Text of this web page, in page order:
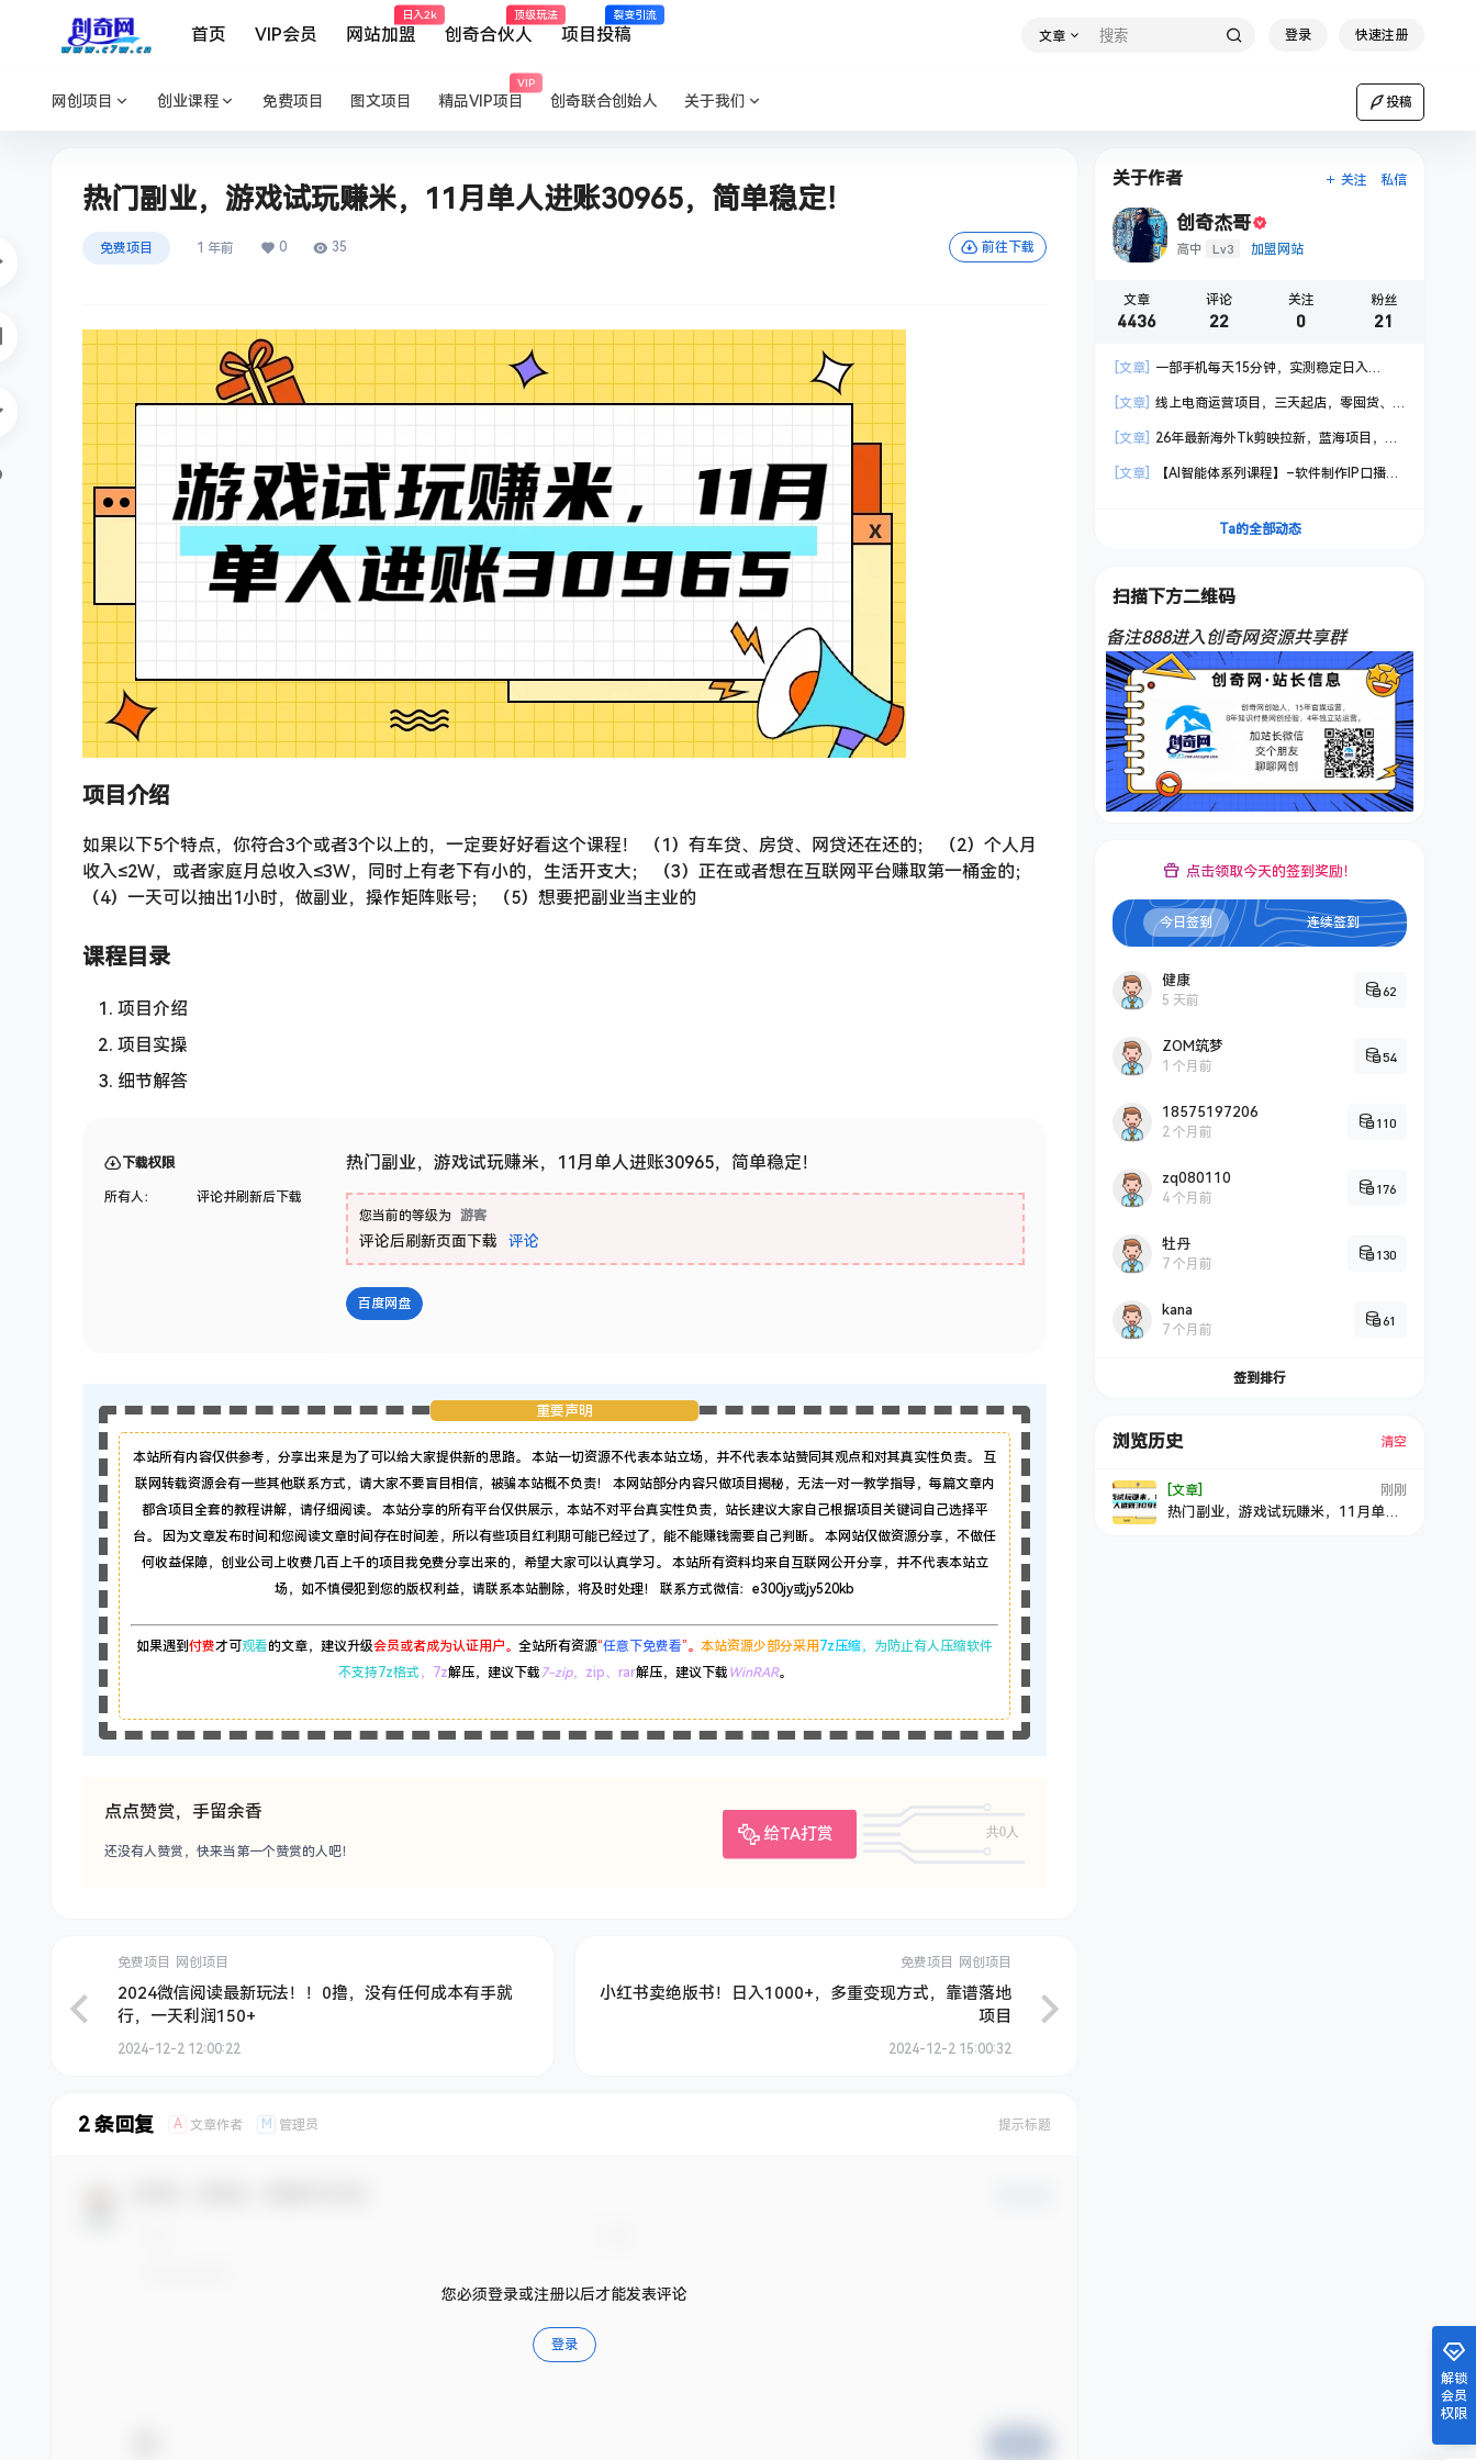
首页 VIP会员 网站加盟
日入2k
创奇合伙人
顶级玩法
项目投稿
裂变引流
文章 登录 快速注册
网创项目 创业课程 免费项目 图文项目 精品VIP项目
VIP
创奇联合创始人 关于我们 投稿
热门副业，游戏试玩赚米，11月单人进账30965，简单稳定！
免费项目 1 年前 0 35 前往下载
项目介绍
如果以下5个特点，你符合3个或者3个以上的，一定要好好看这个课程！ （1）有车贷、房贷、网贷还在还的； （2）个人月
收入≤2W，或者家庭月总收入≤3W，同时上有老下有小的，生活开支大； （3）正在或者想在互联网平台赚取第一桶金的；
（4）一天可以抽出1小时，做副业，操作矩阵账号； （5）想要把副业当主业的
课程目录
项目介绍
项目实操
细节解答
下载权限
所有人： 评论并刷新后下载
热门副业，游戏试玩赚米，11月单人进账30965，简单稳定！
您当前的等级为 游客
评论后刷新页面下载 评论
百度网盘
重要声明
本站所有内容仅供参考，分享出来是为了可以给大家提供新的思路。 本站一切资源不代表本站立场，并不代表本站赞同其观点和对其真实性负责。 互
联网转载资源会有一些其他联系方式，请大家不要盲目相信，被骗本站概不负责！ 本网站部分内容只做项目揭秘，无法一对一教学指导，每篇文章内
都含项目全套的教程讲解，请仔细阅读。 本站分享的所有平台仅供展示，本站不对平台真实性负责，站长建议大家自己根据项目关键词自己选择平
台。 因为文章发布时间和您阅读文章时间存在时间差，所以有些项目红利期可能已经过了，能不能赚钱需要自己判断。 本网站仅做资源分享，不做任
何收益保障，创业公司上收费几百上千的项目我免费分享出来的，希望大家可以认真学习。 本站所有资料均来自互联网公开分享，并不代表本站立
场，如不慎侵犯到您的版权利益，请联系本站删除，将及时处理！ 联系方式微信：e300jy或jy520kb
如果遇到付费才可 观看的文章，建议升级会员或者成为认证用户。 全站所有资源“任意下免费看”。 本站资源少部分采用 7z压缩， 为防止有人压缩软件
不支持7z格式 ，7z解压，建议下载 7-zip，zip、rar解压，建议下载 WinRAR。
点点赞赏，手留余香
给TA打赏
共0人
还没有人赞赏，快来当第一个赞赏的人吧！
免费项目 网创项目
2024微信阅读最新玩法！！0撸，没有任何成本有手就
行，一天利润150+
2024-12-2 12:00:22
免费项目 网创项目
小红书卖绝版书！日入1000+，多重变现方式，靠谱落地
项目
2024-12-2 15:00:32
2 条回复 A 文章作者 M 管理员 提示标题
您必须登录或注册以后才能发表评论
登录
关于作者 关注 私信
创奇杰哥
高中 Lv3 加盟网站
文章
4436
评论
22
关注
0
粉丝
21
[文章]
一部手机每天15分钟，实测稳定日入
[文章]
线上电商运营项目，三天起店，零囤货、
作战规划
[文章]
26年最新海外Tk剪映拉新，蓝海项目，会
[文章]
【AI智能体系列课程】–软件制作IP口播视
频，轻松起号，日入1000+
Ta的全部动态
扫描下方二维码
备注888进入创奇网资源共享群
点击领取今天的签到奖励！
今日签到 连续签到
健康
5 天前
62
ZOM筑梦
1 个月前
54
18575197206
2 个月前
110
zq080110
4 个月前
176
牡丹
7 个月前
130
kana
7 个月前
61
签到排行
浏览历史 清空
[文章] 刚刚
热门副业，游戏试玩赚米，11月单人
解锁
会员
权限